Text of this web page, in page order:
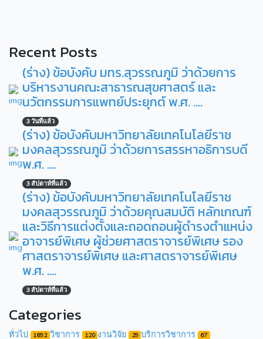
Recent Posts
(ร่าง) ข้อบังคับ มทร.สุวรรณภูมิ ว่าด้วยการ
บริหารงานคณะสาธารณสุขศาสตร์ และ
นวัตกรรมการแพทย์ประยุกต์ พ.ศ. ....
3 วันที่แล้ว
(ร่าง) ข้อบังคับมหาวิทยาลัยเทคโนโลยีราช
มงคลสุวรรณภูมิ ว่าด้วยการสรรหาอธิการบดี
พ.ศ. ....
3 สัปดาห์ที่แล้ว
(ร่าง) ข้อบังคับมหาวิทยาลัยเทคโนโลยีราช
มงคลสุวรรณภูมิ ว่าด้วยคุณสมบัติ หลักเกณฑ์
และวิธีการแต่งตั้งและถอดถอนผู้ดำรงตำแหน่ง
อาจารย์พิเศษ ผู้ช่วยศาสตราจารย์พิเศษ รอง
ศาสตราจารย์พิเศษ และศาสตราจารย์พิเศษ
พ.ศ. ….
3 สัปดาห์ที่แล้ว
Categories
ทั่วไป 1692 วิชาการ 120 งานวิจัย 29 บริการวิชาการ 67